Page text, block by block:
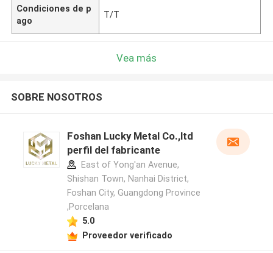
Condiciones de p
ago
T/T
Vea más
SOBRE NOSOTROS
Foshan Lucky Metal Co.,ltd
perfil del fabricante
East of Yong'an Avenue,
Shishan Town, Nanhai District,
Foshan City, Guangdong Province
,Porcelana
5.0
Proveedor verificado